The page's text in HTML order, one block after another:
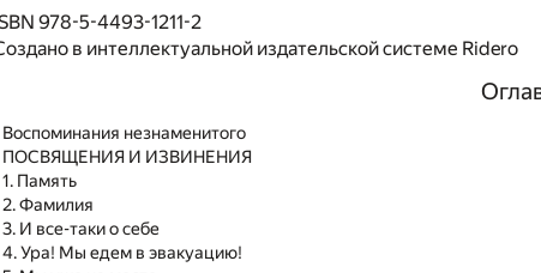
978-5-4493-1211-2
в интеллектуальной издательской системе Ridero
Воспоминания незнаменитого
ПОСВЯЩЕНИЯ И ИЗВИНЕНИЯ
1. Память
2. Фамилия
3. И все-таки о себе
4. Ура! Мы едем в эвакуацию!